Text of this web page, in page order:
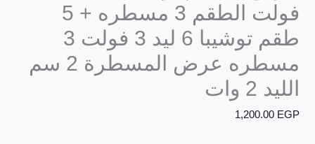
فولت الطقم 3 مسطره + 5
طقم توشيبا 6 ليد 3 فولت 3
مسطره عرض المسطرة 2 سم
الليد 2 وات
1,200.00 EGP